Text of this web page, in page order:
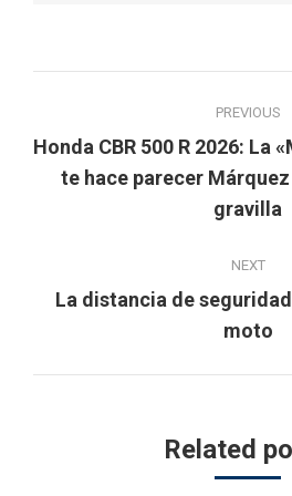
navigation
PREVIOUS
post:
Honda CBR 500 R 2026: La
te hace parecer
gravilla
NEXT
Next
post:
La distancia de
moto
Related